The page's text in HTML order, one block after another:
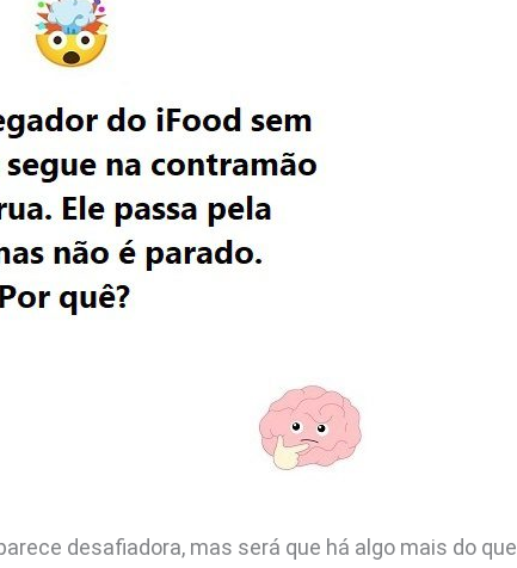
desafiadora, mas será que há algo mais do que